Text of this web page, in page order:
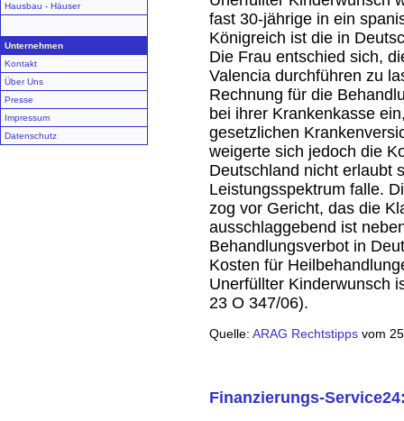
Hausbau - Häuser
Unternehmen
Kontakt
Über Uns
Presse
Impressum
Datenschutz
fast 30-jährige in ein
Königreich ist die in
Die Frau entschied sich,
Valencia durchführen zu
Rechnung für die
bei ihrer Krankenkasse
gesetzlichen
weigerte sich jedoch die
Deutschland nicht erlaubt
Leistungsspektrum falle.
zog vor Gericht, das die
ausschlaggebend ist
Behandlungsverbot in
Kosten für
Unerfüllter Kinderwunsch
23 O 347/06).
Quelle: ARAG Rechtstipps vom
Finanzierungs-